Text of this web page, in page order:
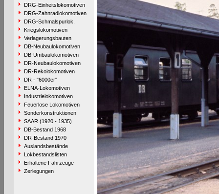
DRG-Einheitslokomotiven
DRG-Zahnradlokomotiven
DRG-Schmalspurlok.
Kriegslokomotiven
Verlagerungsbauten
DB-Neubaulokomotiven
DB-Umbaulokomotiven
DR-Neubaulokomotiven
DR-Rekolokomotiven
DR - "6000er"
ELNA-Lokomotiven
Industrielokomotiven
Feuerlose Lokomotiven
Sonderkonstruktionen
SAAR (1920 - 1935)
DB-Bestand 1968
DR-Bestand 1970
Auslandsbestände
Lokbestandslisten
Erhaltene Fahrzeuge
Zerlegungen